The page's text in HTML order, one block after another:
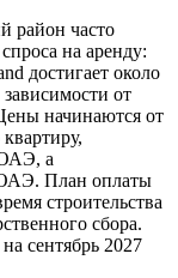
район часто
на аренду:
достигает около
от
начинаются от
а
План оплаты
строительства
сбора.
сентябрь 2027